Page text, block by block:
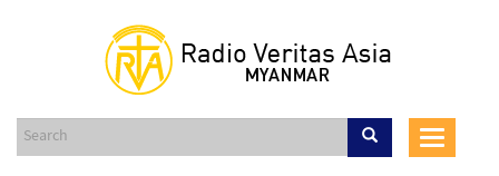
content
Toggle